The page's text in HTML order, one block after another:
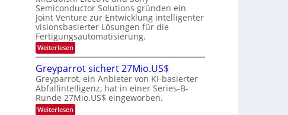
r
e
n
d
s
s
t
e
n
H
a
l
b
j
a
h
r
i
m
m
t
i
n
d
e
r
D
A
C
H
-
-
K
u
r
s
v
o
P
h
o
t
o
n
Semiconductor Solutions gründen ein
Joint Venture zur Entwicklung intelligenter
visionsbasierter Lösungen für die
Fertigungsautomatisierung.
Weiterlesen:
M
t
s
u
b
i
s
Greyparrot sichert 27Mio.US$
Greyparrot, ein Anbieter von KI-basierter
Abfallintelligenz, hat in einer Series-B-
Runde 27Mio.US$ eingeworben.
Weiterlesen: